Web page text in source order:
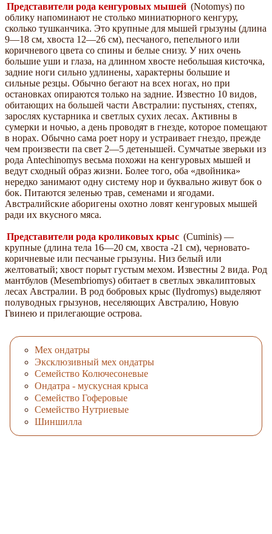
Представители рода кенгуровых мышей (Notomys) по
облику напоминают не столько миниатюрного кенгуру,
сколько тушканчика. Это крупные для мышей грызуны (длина
9—18 см, хвоста 12—26 см), песчаного, пепельного или
коричневого цвета со спины и белые снизу. У них очень
большие уши и глаза, на длинном хвосте небольшая кисточка,
задние ноги сильно удлинены, характерны большие и
сильные резцы. Обычно бегают на всех ногах, но при
остановках опираются только на задние. Известно 10 видов,
обитающих на большей части Австралии: пустынях, степях,
зарослях кустарника и светлых сухих лесах. Активны в
сумерки и ночью, а день проводят в гнезде, которое помещают
в норах. Обычно сама роет нору и устраивает гнездо, прежде
чем произвести па свет 2—5 детенышей. Сумчатые зверьки из
рода Antechinomys весьма похожи на кенгуровых мышей и
ведут сходный образ жизни. Более того, оба «двойника»
нередко занимают одну систему нор и буквально живут бок о
бок. Питаются зеленью трав, семенами и ягодами.
Австралийские аборигены охотно ловят кенгуровых мышей
ради их вкусного мяса.
Представители рода кроликовых крыс (Cuminis) —
крупные (длина тела 16—20 см, хвоста -21 см), черновато-
коричневые или песчаные грызуны. Низ белый или
желтоватый; хвост порыт густым мехом. Известны 2 вида. Род
мантбулов (Mesembriomys) обитает в светлых эвкалиптовых
лесах Австралии. В род бобровых крыс (Ilydromys) выделяют
полуводных грызунов, неселяющих Австралию, Новую
Гвинею и прилегающие острова.
Мех ондатры
Эксклюзивный мех ондатры
Семейство Колючесоневые
Ондатра - мускусная крыса
Семейство Гоферовые
Семейство Нутриевые
Шиншилла